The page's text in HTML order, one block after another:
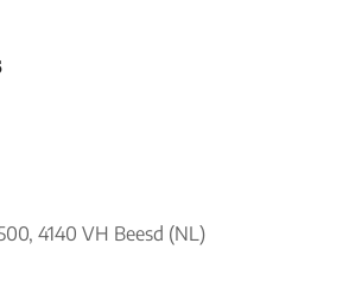
4140 VH Beesd (NL)